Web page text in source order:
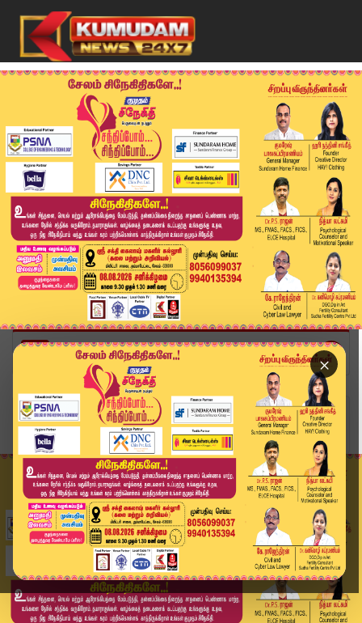
×
Home
வீடியோ ஸ்டோரி
கல்லணையில் தண்ணீர் திறந்து வைத்தார் முதலமைச்சர்...